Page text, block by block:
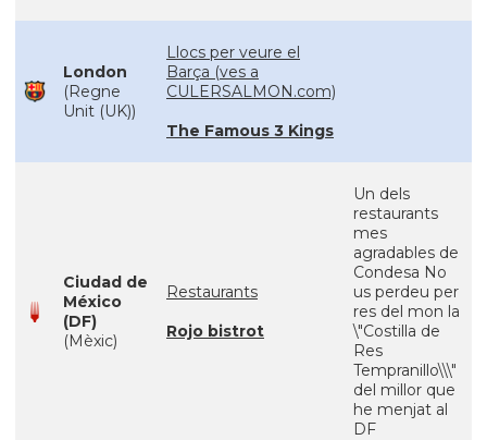
London
(Regne
Unit (UK))
Llocs per veure el
Barça (ves a
CULERSALMON.com)
The Famous 3 Kings
Ciudad de
México
(DF)
(Mèxic)
Restaurants
Rojo bistrot
Un dels
restaurants
mes
agradables de
Condesa No
us perdeu per
res del mon la
\"Costilla de
Res
Tempranillo\\\"
del millor que
he menjat al
DF